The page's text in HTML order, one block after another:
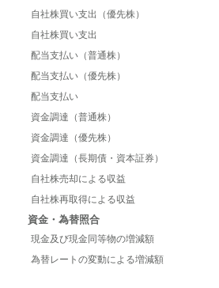
自社株買い支出（優先株）
自社株買い支出
配当支払い（普通株）
配当支払い（優先株）
配当支払い
資金調達（普通株）
資金調達（優先株）
資金調達（長期債・資本証券）
自社株売却による収益
自社株再取得による収益
資金・為替照合
現金及び現金同等物の増減額
為替レートの変動による増減額